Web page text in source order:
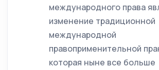
международного права
изменение традиционной
международной
правоприменительной
которая ныне все больше